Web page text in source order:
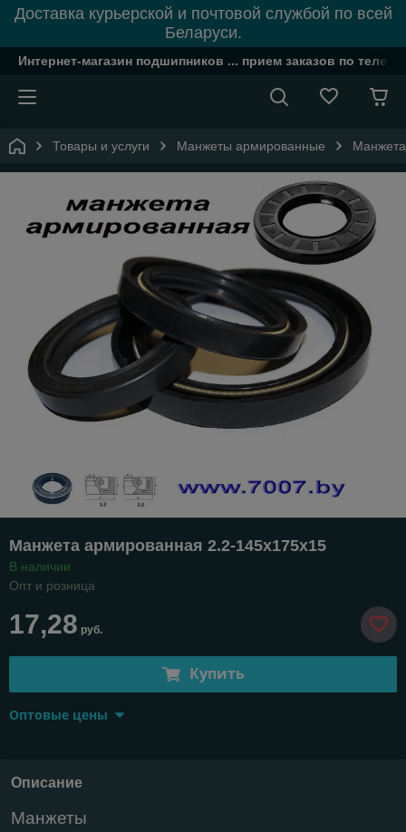
Доставка курьерской и почтовой службой по всей
Беларуси.
Интернет-магазин подшипников ... прием заказов по
Товары и услуги Манжеты армированные
Манжета армированная 2.2-145х175х15
В наличии
Опт и розница
17,28 руб.
Купить
Оптовые цены
Описание
Манжеты